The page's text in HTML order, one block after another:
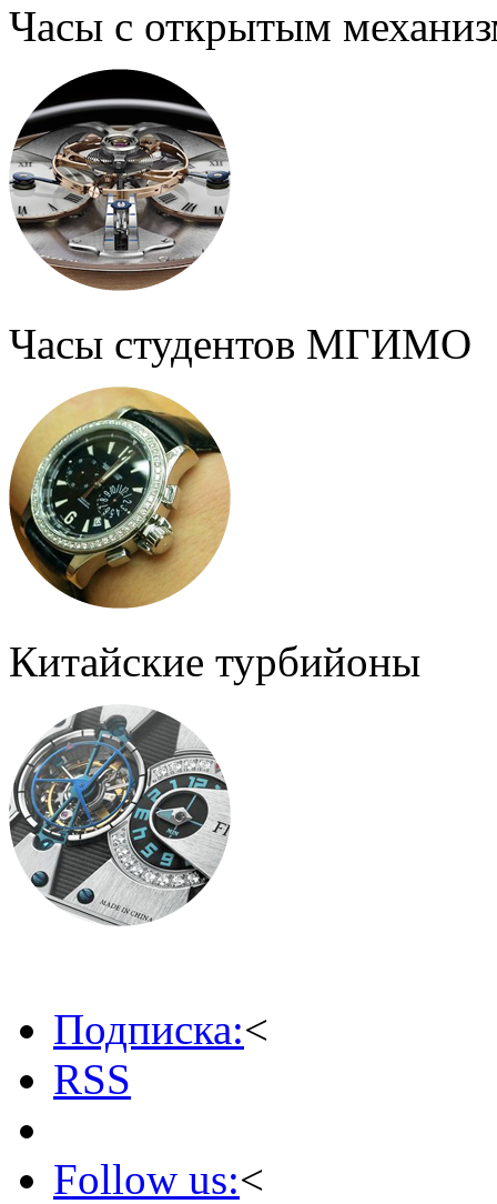
Часы с открытым
Часы студентов МГИМО
Китайские турбийоны
Подписка:<
RSS
Follow us:<